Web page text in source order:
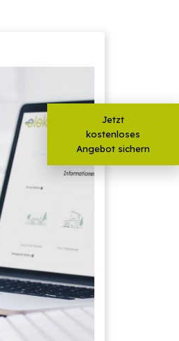
Jetzt
kostenloses
Angebot sichern